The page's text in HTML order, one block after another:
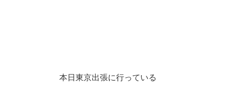
本日東京出張に行っている